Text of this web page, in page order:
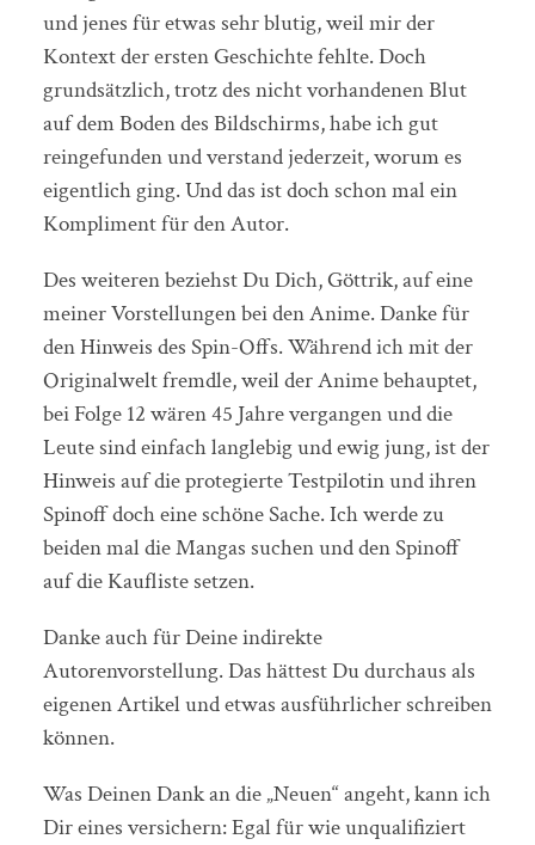
und jenes für etwas sehr blutig, weil mir der
Kontext der ersten Geschichte fehlte. Doch
grundsätzlich, trotz des nicht vorhandenen Blut
auf dem Boden des Bildschirms, habe ich gut
reingefunden und verstand jederzeit, worum es
eigentlich ging. Und das ist doch schon mal ein
Kompliment für den Autor.
Des weiteren beziehst Du Dich, Göttrik, auf eine
meiner Vorstellungen bei den Anime. Danke für
den Hinweis des Spin-Offs. Während ich mit der
Originalwelt fremdle, weil der Anime behauptet,
bei Folge 12 wären 45 Jahre vergangen und die
Leute sind einfach langlebig und ewig jung, ist der
Hinweis auf die protegierte Testpilotin und ihren
Spinoff doch eine schöne Sache. Ich werde zu
beiden mal die Mangas suchen und den Spinoff
auf die Kaufliste setzen.
Danke auch für Deine indirekte
Autorenvorstellung. Das hättest Du durchaus als
eigenen Artikel und etwas ausführlicher schreiben
können.
Was Deinen Dank an die „Neuen“ angeht, kann ich
Dir eines versichern: Egal für wie unqualifiziert